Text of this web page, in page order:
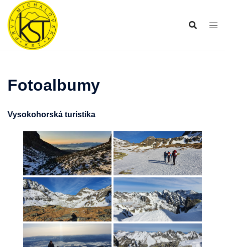
Preskočiť
obsah
Fotoalbumy
Vysokohorská turistika